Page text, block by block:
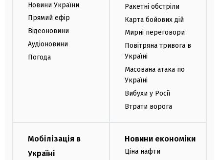
Новини України
Прямий ефір
Відеоновини
Аудіоновини
Погода
Ракетні обстріли
Карта бойових дій
Мирні переговори
Повітряна тривога в
Україні
Масована атака по
Україні
Вибухи у Росії
Втрати ворога
Мобілізація в
Україні
Новини економіки
Ціна нафти